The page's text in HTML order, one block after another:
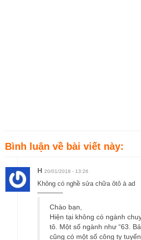
Bình luận về bài viết này:
H 20/01/2018 - 13:26
Không có nghề sửa chữa ôtô à ad
————
Chào bạn,
Hiện tại không có ngành
tô. Một số ngành như “63.
cũng có một số công ty